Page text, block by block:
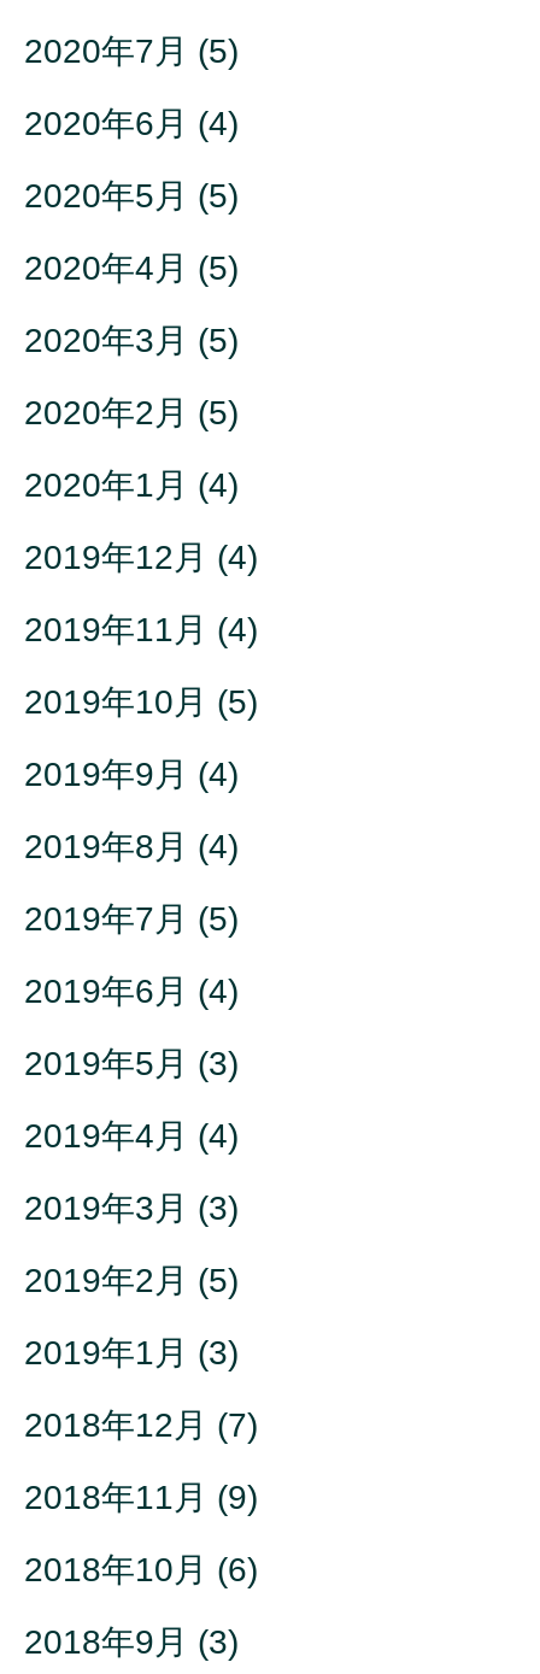
2020年7月 (5)
2020年6月 (4)
2020年5月 (5)
2020年4月 (5)
2020年3月 (5)
2020年2月 (5)
2020年1月 (4)
2019年12月 (4)
2019年11月 (4)
2019年10月 (5)
2019年9月 (4)
2019年8月 (4)
2019年7月 (5)
2019年6月 (4)
2019年5月 (3)
2019年4月 (4)
2019年3月 (3)
2019年2月 (5)
2019年1月 (3)
2018年12月 (7)
2018年11月 (9)
2018年10月 (6)
2018年9月 (3)